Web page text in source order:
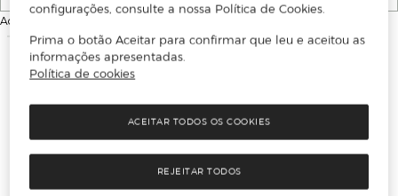
Ao continuar, aceitas as
configurações, consulte a nossa Política de Cookies.
Prima o botão Aceitar para confirmar que leu e aceitou as
informações apresentadas.
Política de cookies
REJEITAR TODOS
ACEITAR TODOS OS COOKIES